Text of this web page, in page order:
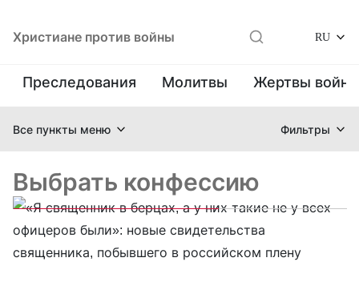
Христиане против войны RU
Преследования Молитвы Жертвы
Все пункты меню Фильтры
Выбрать конфессию